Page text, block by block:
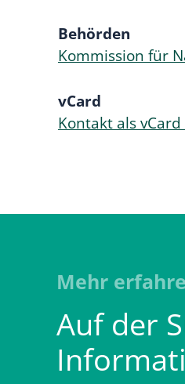
Behörden
Kommission für
vCard
Kontakt als
Mehr
Auf der